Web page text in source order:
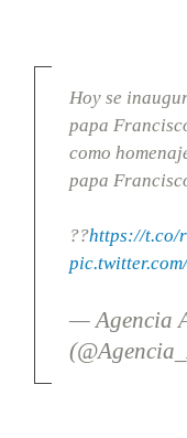
Hoy se
papa
como
papa
??https://t.co/
— Agencia